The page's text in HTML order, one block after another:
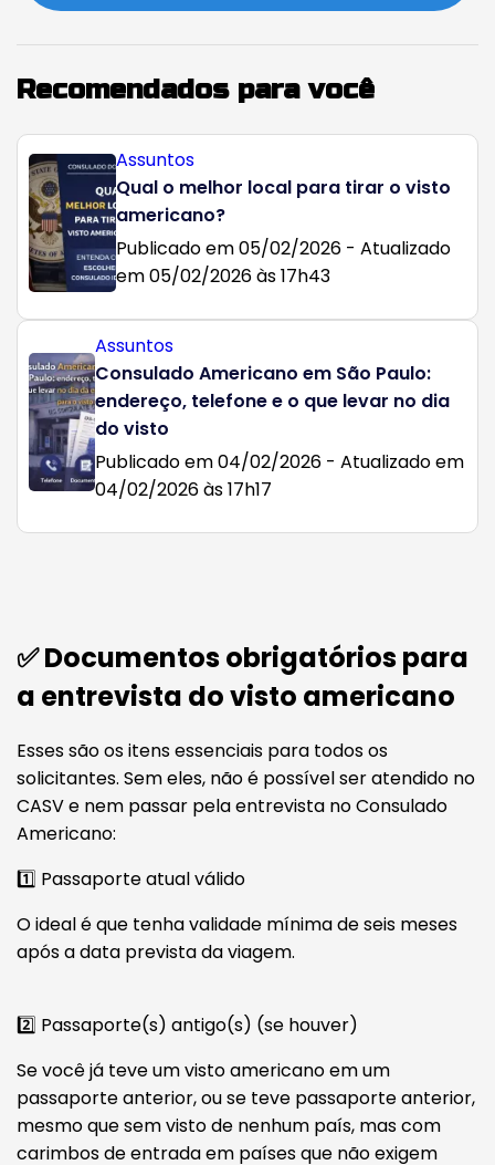
Recomendados para você
Assuntos
Qual o melhor local para tirar o visto
americano?
Publicado em 05/02/2026 - Atualizado
em 05/02/2026 às 17h43
Assuntos
Consulado Americano em São Paulo:
endereço, telefone e o que levar no dia
do visto
Publicado em 04/02/2026 - Atualizado em
04/02/2026 às 17h17
✅ Documentos obrigatórios para
a entrevista do visto americano
Esses são os itens essenciais para todos os
solicitantes. Sem eles, não é possível ser atendido no
CASV e nem passar pela entrevista no Consulado
Americano:
1️⃣ Passaporte atual válido
O ideal é que tenha validade mínima de seis meses
após a data prevista da viagem.
2️⃣ Passaporte(s) antigo(s) (se houver)
Se você já teve um visto americano em um
passaporte anterior, ou se teve passaporte anterior,
mesmo que sem visto de nenhum país, mas com
carimbos de entrada em países que não exigem